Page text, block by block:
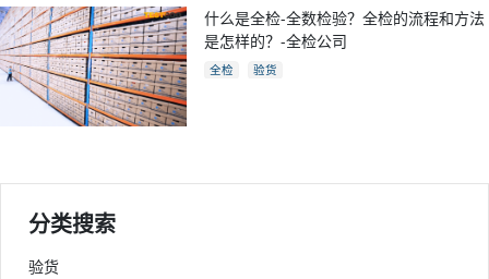
什么是全检-全数检验？全检的流程和方法
是怎样的？-全检公司
全检 验货
分类搜索
验货